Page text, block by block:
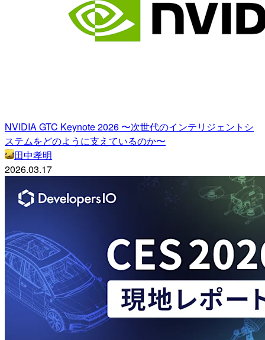
NVIDIA GTC Keynote 2026 〜次世代のインテリジェントシ
ステムをどのように支えているのか〜
田中孝明
2026.03.17